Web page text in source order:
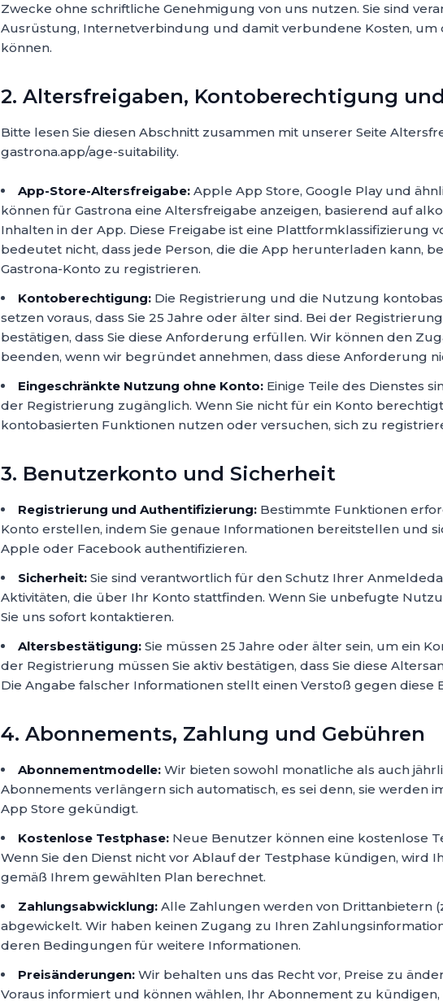
Zwecke ohne schriftliche Genehmigung von uns nutzen. Sie sind
Ausrüstung, Internetverbindung und damit verbundene Kosten, um
können.
2. Altersfreigaben, Kontoberechtigung
Bitte lesen Sie diesen Abschnitt zusammen mit unserer Seite
gastrona.app/age-suitability.
App-Store-Altersfreigabe: Apple App Store, Google Play und
können für Gastrona eine Altersfreigabe anzeigen, basierend auf
Inhalten in der App. Diese Freigabe ist eine Plattformklassifizierung
bedeutet nicht, dass jede Person, die die App herunterladen kann,
Gastrona-Konto zu registrieren.
Kontoberechtigung: Die Registrierung und die Nutzung
setzen voraus, dass Sie 25 Jahre oder älter sind. Bei der
bestätigen, dass Sie diese Anforderung erfüllen. Wir können den
beenden, wenn wir begründet annehmen, dass diese Anforderung
Eingeschränkte Nutzung ohne Konto: Einige Teile des Dienstes
der Registrierung zugänglich. Wenn Sie nicht für ein Konto
kontobasierten Funktionen nutzen oder versuchen, sich zu
3. Benutzerkonto und Sicherheit
Registrierung und Authentifizierung: Bestimmte Funktionen
Konto erstellen, indem Sie genaue Informationen bereitstellen und
Apple oder Facebook authentifizieren.
Sicherheit: Sie sind verantwortlich für den Schutz Ihrer
Aktivitäten, die über Ihr Konto stattfinden. Wenn Sie unbefugte
Sie uns sofort kontaktieren.
Altersbestätigung: Sie müssen 25 Jahre oder älter sein, um ein
der Registrierung müssen Sie aktiv bestätigen, dass Sie diese
Die Angabe falscher Informationen stellt einen Verstoß gegen diese
4. Abonnements, Zahlung und Gebühren
Abonnementmodelle: Wir bieten sowohl monatliche als auch
Abonnements verlängern sich automatisch, es sei denn, sie werden
App Store gekündigt.
Kostenlose Testphase: Neue Benutzer können eine kostenlose
Wenn Sie den Dienst nicht vor Ablauf der Testphase kündigen, wird
gemäß Ihrem gewählten Plan berechnet.
Zahlungsabwicklung: Alle Zahlungen werden von Drittanbietern
abgewickelt. Wir haben keinen Zugang zu Ihren
deren Bedingungen für weitere Informationen.
Preisänderungen: Wir behalten uns das Recht vor, Preise zu
Voraus informiert und können wählen, Ihr Abonnement zu